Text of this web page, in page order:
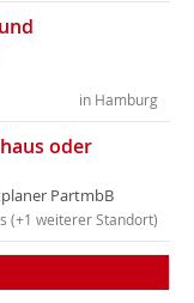
in Hamburg
oder
PartmbB
(+1 weiterer Standort)